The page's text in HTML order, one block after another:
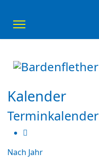
Kalender
Terminkalender
Nach Jahr